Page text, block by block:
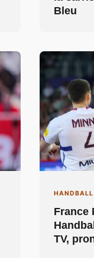
Bleu
HANDBALL
France
TV,